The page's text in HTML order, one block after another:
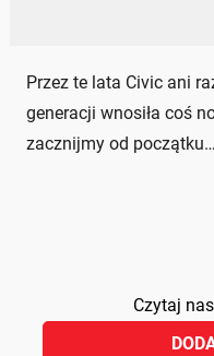
Przez te lata Civic ani
generacji wnosiła coś
zacznijmy od początku…
Czytaj